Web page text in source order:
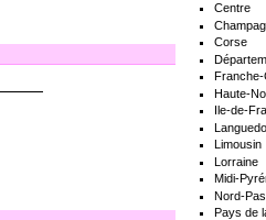
Centre
Corse
Franche-
Haute-
Ile-de-
Limousin
Lorraine
Midi-
Nord-
Pays de